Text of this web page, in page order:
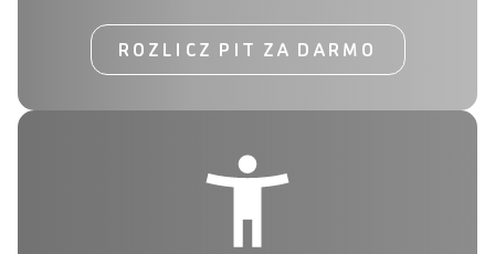
ROZLICZ PIT ZA DARMO